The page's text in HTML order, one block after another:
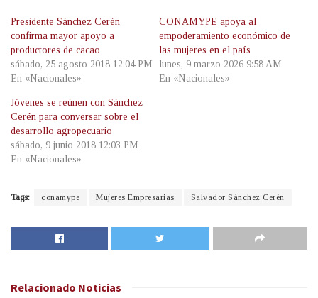
Presidente Sánchez Cerén
confirma mayor apoyo a
productores de cacao
sábado, 25 agosto 2018 12:04 PM
En «Nacionales»
CONAMYPE apoya al
empoderamiento económico de
las mujeres en el país
lunes, 9 marzo 2026 9:58 AM
En «Nacionales»
Jóvenes se reúnen con Sánchez
Cerén para conversar sobre el
desarrollo agropecuario
sábado, 9 junio 2018 12:03 PM
En «Nacionales»
Tags: conamype Mujeres Empresarias Salvador Sánchez Cerén
Relacionado Noticias